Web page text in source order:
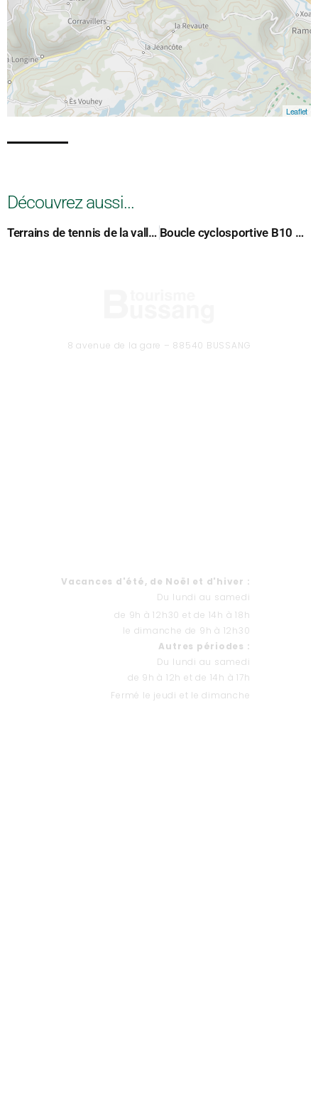
Leaflet
Découvrez aussi...
Terrains de tennis de la vallée de la Moselle Boucle cyclosportive B10 – Le Ballon d’Alsace
8 avenue de la gare – 88540 BUSSANG
Vacances d'été, de Noël et d'hiver :
Du lundi au samedi
de 9h à 12h30 et de 14h à 18h
le dimanche de 9h à 12h30
Autres périodes :
Du lundi au samedi
de 9h à 12h et de 14h à 17h
Fermé le jeudi et le dimanche